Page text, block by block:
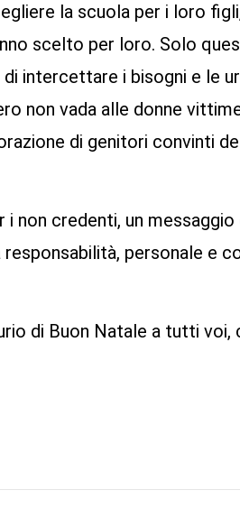
la scuola per i loro
scelto per loro. Solo
intercettare i bisogni e le
non vada alle donne
di genitori convinti
non credenti, un messaggio
personale e
di Buon Natale a tutti